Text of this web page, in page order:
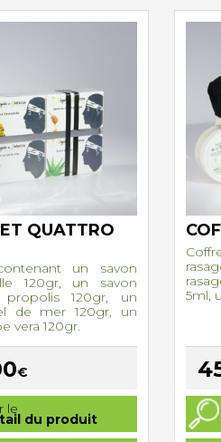
QUATTRO
un savon
120gr, un savon
120gr, un
de mer 120gr, un
vera 120gr.
€
le
du produit
5ml,